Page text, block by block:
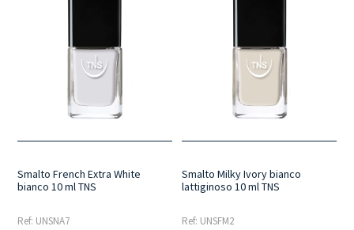
apprezzate nei trattamenti estetici perché donano alle mani un
aspetto sano, ordinato e luminoso, ideale sia per manicure che per
Colori versatili dal nude rosato al beige caldo e freddo;
texture uniformi per una stesura senza striature e finish naturali ed
Smalto French Extra White
bianco 10 ml TNS
Ref: UNSNA7
Smalto Milky Ivory bianco
lattiginoso 10 ml TNS
Ref: UNSFM2